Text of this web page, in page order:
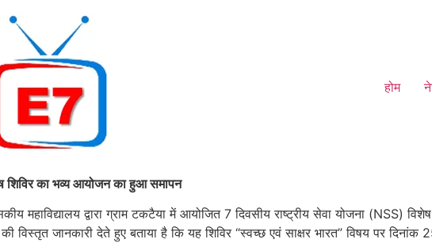
होम
शिविर का भव्य आयोजन का हुआ समापन
महाविद्यालय द्वारा ग्राम टकटैया में आयोजित 7 दिवसीय राष्ट्रीय सेवा योजना
की विस्तृत जानकारी देते हुए बताया है कि यह शिविर “स्वच्छ एवं साक्षर भारत” विषय पर